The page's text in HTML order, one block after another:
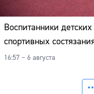
Воспитанники
спортивных
16:57 – 6 августа